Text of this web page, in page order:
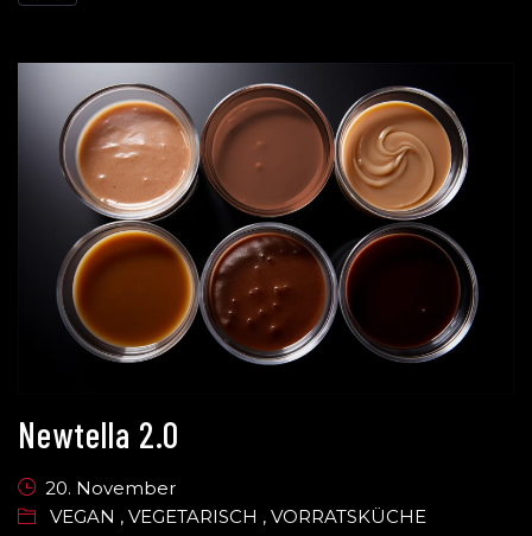
Newtella 2.0
20. November
VEGAN , VEGETARISCH , VORRATSKÜCHE